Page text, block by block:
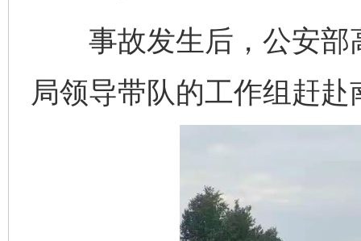
事故发生后，公安部
局领导带队的工作组赶
完善运行机制助力责任有效落实 一纸欠